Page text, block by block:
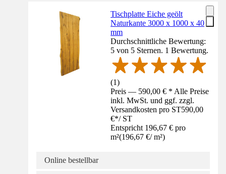
Tischplatte Eiche geölt
Naturkante 3000 x 1000 x 40
mm
Durchschnittliche Bewertung:
5 von 5 Sternen. 1 Bewertung.
(1)
Preis — 590,00 € * Alle Preise
inkl. MwSt. und ggf. zzgl.
Versandkosten pro ST590,00
€*/ ST
Entspricht 196,67 € pro
m²(196,67 €/ m²)
Online bestellbar